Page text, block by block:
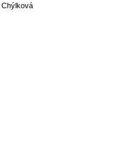
Chýlková